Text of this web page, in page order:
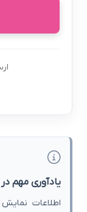
یادآوری مهم
اطلاعات